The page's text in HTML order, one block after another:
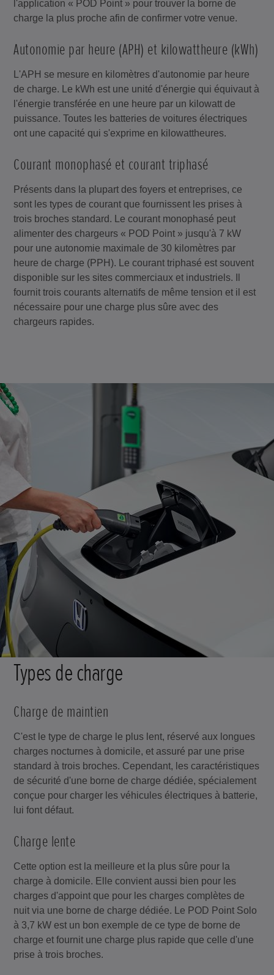
l'application « POD Point » pour trouver la borne de
charge la plus proche afin de confirmer votre venue.
Autonomie par heure (APH) et kilowattheure (kWh)
L'APH se mesure en kilomètres d'autonomie par heure
de charge. Le kWh est une unité d'énergie qui équivaut à
l'énergie transférée en une heure par un kilowatt de
puissance. Toutes les batteries de voitures électriques
ont une capacité qui s'exprime en kilowattheures.
Courant monophasé et courant triphasé
Présents dans la plupart des foyers et entreprises, ce
sont les types de courant que fournissent les prises à
trois broches standard. Le courant monophasé peut
alimenter des chargeurs « POD Point » jusqu'à 7 kW
pour une autonomie maximale de 30 kilomètres par
heure de charge (PPH). Le courant triphasé est souvent
disponible sur les sites commerciaux et industriels. Il
fournit trois courants alternatifs de même tension et il est
nécessaire pour une charge plus sûre avec des
chargeurs rapides.
Types de charge
Charge de maintien
C'est le type de charge le plus lent, réservé aux longues
charges nocturnes à domicile, et assuré par une prise
standard à trois broches. Cependant, les caractéristiques
de sécurité d'une borne de charge dédiée, spécialement
conçue pour charger les véhicules électriques à batterie,
lui font défaut.
Charge lente
Cette option est la meilleure et la plus sûre pour la
charge à domicile. Elle convient aussi bien pour les
charges d'appoint que pour les charges complètes de
nuit via une borne de charge dédiée. Le POD Point Solo
à 3,7 kW est un bon exemple de ce type de borne de
charge et fournit une charge plus rapide que celle d'une
prise à trois broches.